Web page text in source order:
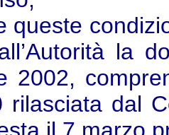
queste
la
2002,
rilasciata dal